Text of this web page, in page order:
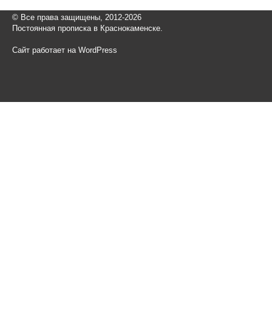
© Все права защищены, 2012-2026
Постоянная прописка в Краснокаменске.
Сайт работает на WordPress